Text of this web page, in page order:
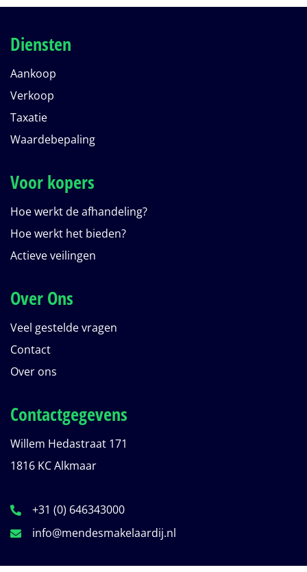
Diensten
Aankoop
Verkoop
Taxatie
Waardebepaling
Voor kopers
Hoe werkt de afhandeling?
Hoe werkt het bieden?
Actieve veilingen
Over Ons
Veel gestelde vragen
Contact
Over ons
Contactgegevens
Willem Hedastraat 171
1816 KC Alkmaar
+31 (0) 646343000
info@mendesmakelaardij.nl